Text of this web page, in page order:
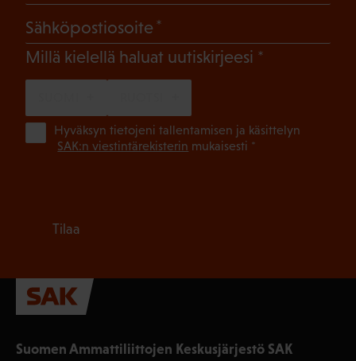
Suomen Ammattiliittojen Keskusjärjestö SAK
Sähköpostiosoite
Millä kielellä haluat uutiskirjeesi (Pakollinen)
Hyväksyn tietojeni tallentamisen ja käsittelyn
SAK:n viestintärekisterin mukaisesti *
Tilaa